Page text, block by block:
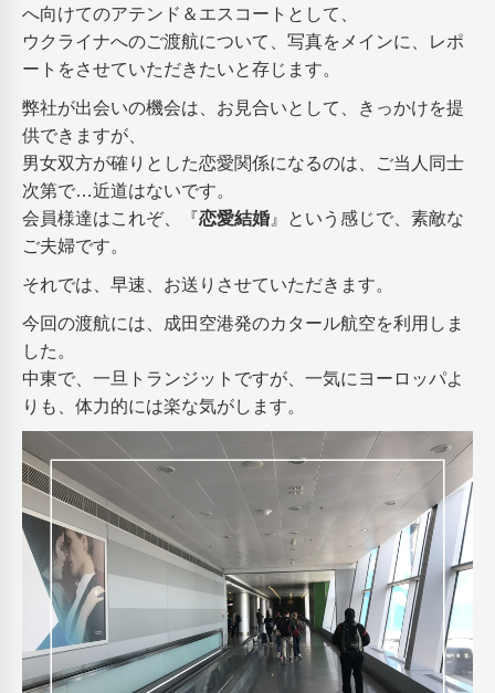
へ向けてのアテンド＆エスコートとして、
ウクライナへのご渡航について、写真をメインに、レポ
ートをさせていただきたいと存じます。
弊社が出会いの機会は、お見合いとして、きっかけを提
供できますが、
男女双方が確りとした恋愛関係になるのは、ご当人同士
次第で…近道はないです。
会員様達はこれぞ、『恋愛結婚 』という感じで、素敵な
ご夫婦です。
それでは、早速、お送りさせていただきます。
今回の渡航には、成田空港発のカタール航空を利用しま
した。
中東で、一旦トランジットですが、一気にヨーロッパよ
りも、体力的には楽な気がします。